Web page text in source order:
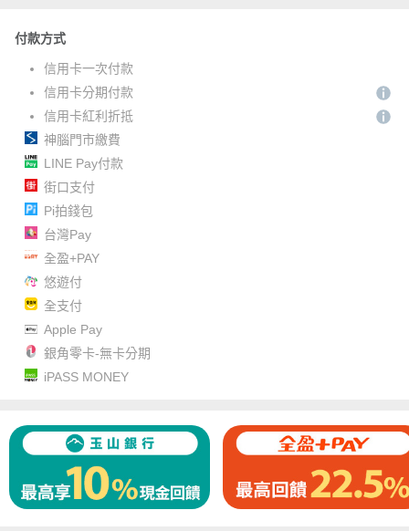
付款方式
信用卡一次付款
信用卡分期付款
信用卡紅利折抵
神腦門市繳費
LINE Pay付款
街口支付
Pi拍錢包
台灣Pay
全盈+PAY
悠遊付
全支付
Apple Pay
銀角零卡-無卡分期
iPASS MONEY